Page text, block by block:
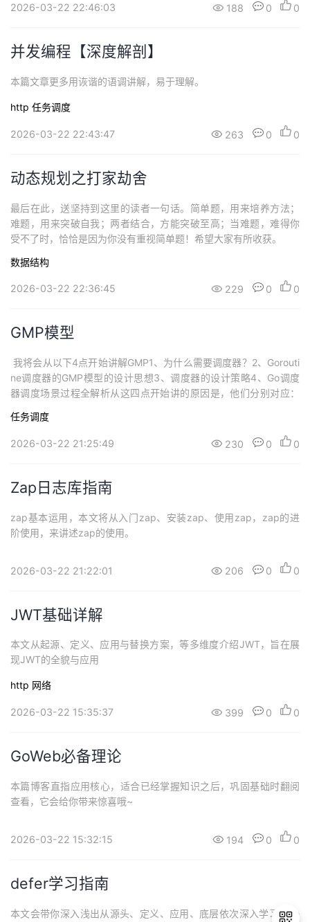
2026-03-22 22:46:03 188 0 0
并发编程【深度解剖】
本篇文章更多用诙谐的语调讲解，易于理解。
http 任务调度
2026-03-22 22:43:47 263 0 0
动态规划之打家劫舍
最后在此，送坚持到这里的读者一句话。简单题，用来培养方法；
难题，用来突破自我；两者结合，方能突破至高；当难题，难得你
受不了时，恰恰是因为你没有重视简单题！希望大家有所收获。
数据结构
2026-03-22 22:36:45 229 0 0
GMP模型
​ 我将会从以下4点开始讲解GMP1、为什么需要调度器？2、Gorouti
ne调度器的GMP模型的设计思想3、调度器的设计策略4、Go调度
器调度场景过程全解析从这四点开始讲的原因是，他们分别对应：
器？早期的单进程操作系统，面临 2 个问题：1、单一的执行流程，
计算机只能一个任务一个任务处理。2、进程阻塞所带来的 CPU 时
任务调度
2026-03-22 21:25:49 230 0 0
Zap日志库指南
zap基本运用，本文将从入门zap、安装zap、使用zap，zap的进
阶使用，来讲述zap的使用。
2026-03-22 21:22:01 206 0 0
JWT基础详解
本文从起源、定义、应用与替换方案，等多维度介绍JWT，旨在展
现JWT的全貌与应用
http 网络
2026-03-22 15:35:37 399 0 0
GoWeb必备理论
本篇博客直指应用核心，适合已经掌握知识之后，巩固基础时翻阅
查看，它会给你带来惊喜哦~
2026-03-22 15:32:15 194 0 0
defer学习指南
本文会带你深入浅出从源头、定义、应用、底层依次深入学习defe